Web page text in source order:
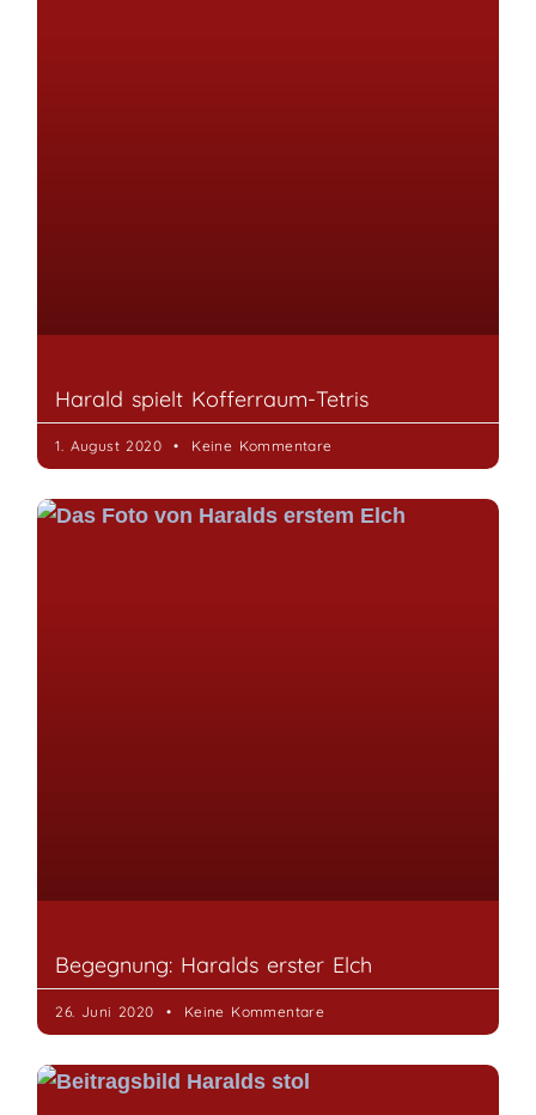
Harald spielt Kofferraum-Tetris
1. August 2020 Keine Kommentare
Begegnung: Haralds erster Elch
26. Juni 2020 Keine Kommentare